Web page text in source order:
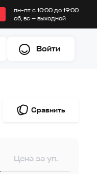
пн–пт с 10:00 до 19:00
сб, вс — выходной
Войти
Сравнить
Цена за уп.